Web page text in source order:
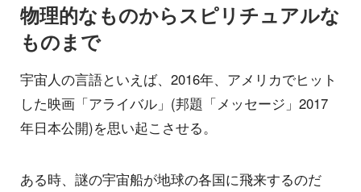
物理的なものからスピリチュアルな
ものまで
宇宙人の言語といえば、2016年、アメリカでヒット
した映画「アライバル」(邦題「メッセージ」2017
年日本公開)を思い起こさせる。
ある時、謎の宇宙船が地球の各国に飛来するのだ